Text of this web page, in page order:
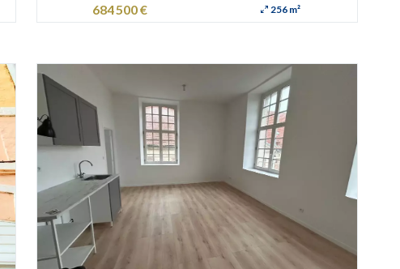
684 500 € 256 m²